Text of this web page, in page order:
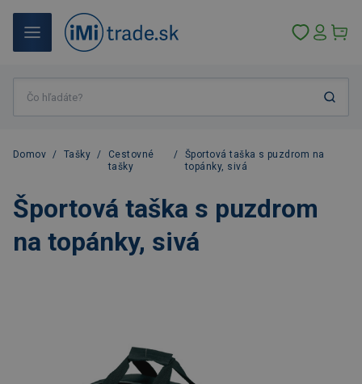
Domov / Tašky /
Cestovné
tašky
/
Športová taška s puzdrom na
topánky, sivá
Športová taška s puzdrom
na topánky, sivá